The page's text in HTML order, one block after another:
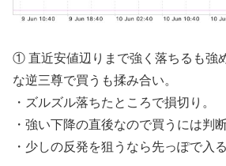
① 直近安値辺りまで強く落ちるも強
な逆三尊で買うも揉み合い。
・ズルズル落ちたところで損切り。
・強い下降の直後なので買うには判
・少しの反発を狙うなら先っぽで入る